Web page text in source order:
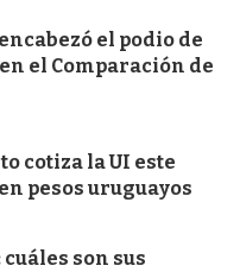
el podio de
el Comparación de
cotiza la UI este
pesos uruguayos
son sus